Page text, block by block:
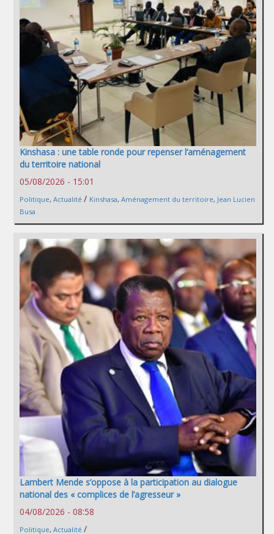
Kinshasa : une table ronde pour repenser l’aménagement
du territoire national
05/08/2026 - 15:01
Politique, Actualité / Kinshasa, Aménagement du territoire, Jean Lucien
Busa
Lambert Mende s’oppose à la participation au dialogue
national des « complices de l’agresseur »
04/08/2026 - 08:58
Politique, Actualité /